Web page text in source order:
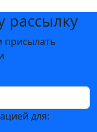
рассылку
присылать
для: